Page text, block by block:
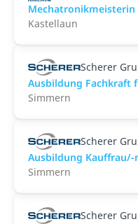
Kastellaun
Scherer
Ausbildung Fachkraft
Simmern
Scherer
Ausbildung
Simmern
Scherer